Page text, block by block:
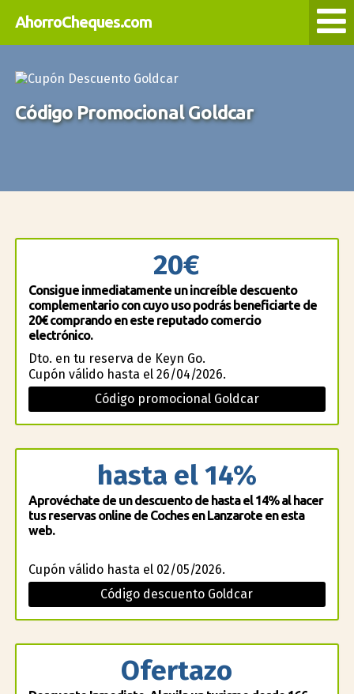
AhorroCheques.com
Código Promocional Goldcar
20€
Consigue inmediatamente un increíble descuento
complementario con cuyo uso podrás beneficiarte de
20€ comprando en este reputado comercio
electrónico.
Dto. en tu reserva de Keyn Go.
Cupón válido hasta el 26/04/2026.
Código promocional Goldcar
hasta el 14%
Aprovéchate de un descuento de hasta el 14% al hacer
tus reservas online de Coches en Lanzarote en esta
web.
Cupón válido hasta el 02/05/2026.
Código descuento Goldcar
Ofertazo